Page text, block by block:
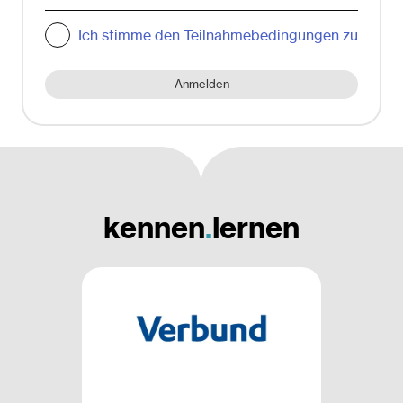
Ich stimme den Teilnahmebedingungen zu
Anmelden
kennen.lernen